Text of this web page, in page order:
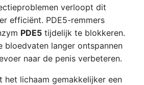
verloopt dit
efficiënt. PDE5-remmers
PDE5 tijdelijk te blokkeren.
bloedvaten langer ontspannen
naar de penis verbeteren.
het lichaam gemakkelijker een